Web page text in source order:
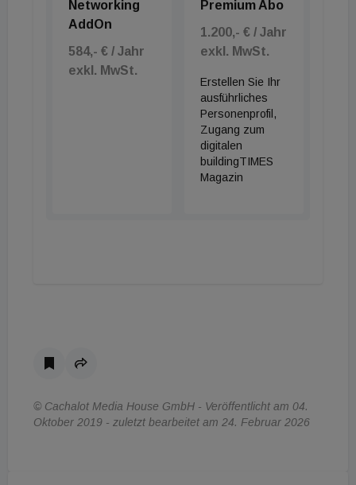
Networking
AddOn
584,- € / Jahr
exkl. MwSt.
Premium Abo
1.200,- € / Jahr
exkl. MwSt.
Erstellen Sie Ihr
ausführliches
Personenprofil,
Zugang zum
digitalen
buildingTIMES
Magazin
© Cachalot Media House GmbH - Veröffentlicht am 04.
Oktober 2019 - zuletzt bearbeitet am 24. Februar 2026